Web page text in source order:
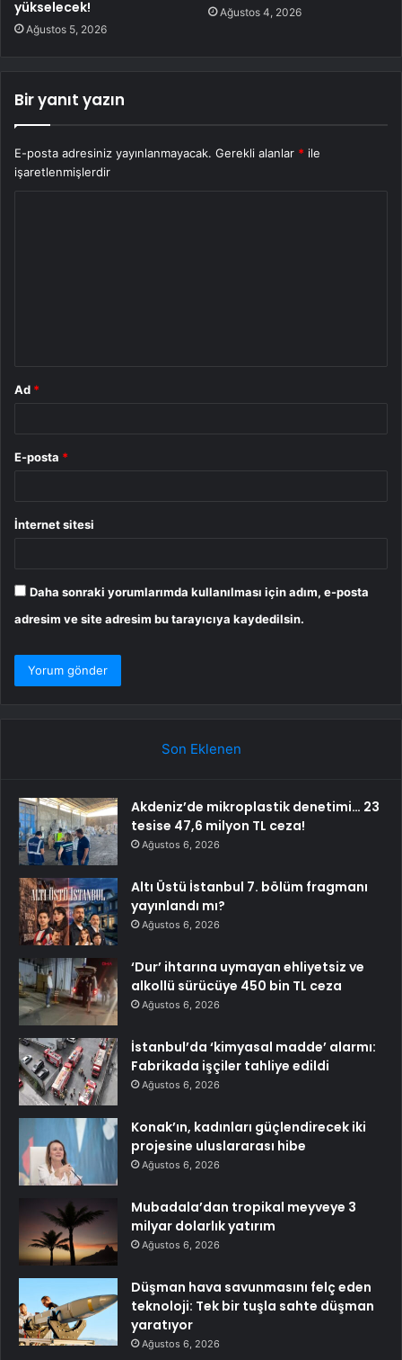
yükselecek!
Ağustos 5, 2026
Ağustos 4, 2026
Bir yanıt yazın
E-posta adresiniz yayınlanmayacak. Gerekli alanlar * ile
işaretlenmişlerdir
Ad *
E-posta *
İnternet sitesi
Daha sonraki yorumlarımda kullanılması için adım, e-posta
adresim ve site adresim bu tarayıcıya kaydedilsin.
Son Eklenen
Akdeniz’de mikroplastik denetimi… 23
tesise 47,6 milyon TL ceza!
Ağustos 6, 2026
Altı Üstü İstanbul 7. bölüm fragmanı
yayınlandı mı?
Ağustos 6, 2026
‘Dur’ ihtarına uymayan ehliyetsiz ve
alkollü sürücüye 450 bin TL ceza
Ağustos 6, 2026
İstanbul’da ‘kimyasal madde’ alarmı:
Fabrikada işçiler tahliye edildi
Ağustos 6, 2026
Konak’ın, kadınları güçlendirecek iki
projesine uluslararası hibe
Ağustos 6, 2026
Mubadala’dan tropikal meyveye 3
milyar dolarlık yatırım
Ağustos 6, 2026
Düşman hava savunmasını felç eden
teknoloji: Tek bir tuşla sahte düşman
yaratıyor
Ağustos 6, 2026